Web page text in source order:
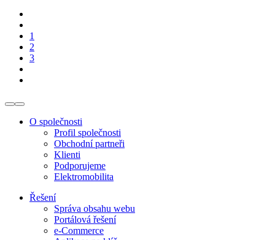
1
2
3
O společnosti
Profil společnosti
Obchodní partneři
Klienti
Podporujeme
Elektromobilita
Řešení
Správa obsahu webu
Portálová řešení
e-Commerce